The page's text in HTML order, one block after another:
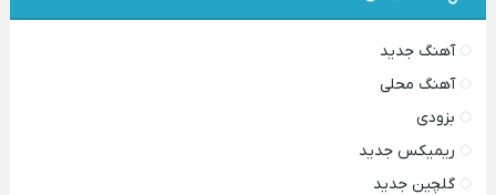
آهنگ جدید
آهنگ محلی
بزودی
ریمیکس جدید
گلچین جدید